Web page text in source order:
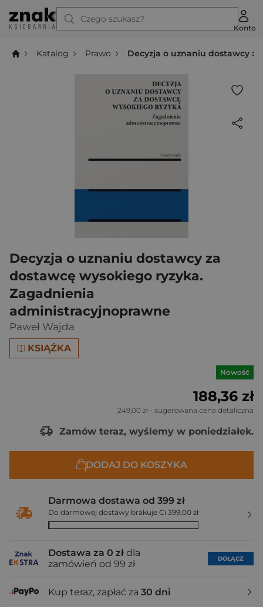
Czego szukasz?
Konto
Katalog Prawo Decyzja o uznaniu dostawcy
Decyzja o uznaniu dostawcy za
dostawcę wysokiego ryzyka.
Zagadnienia
administracyjnoprawne
Paweł Wajda
KSIĄŻKA
Nowość
188,36 zł
249,00 zł - sugerowana cena detaliczna
Zamów teraz, wyślemy w poniedziałek.
DODAJ DO KOSZYKA
Darmowa dostawa od 399 zł
Do darmowej dostawy brakuje Ci 399,00 zł
Dostawa za 0 zł dla
zamówień od 99 zł
DOŁĄCZ
Kup teraz, zapłać za 30 dni